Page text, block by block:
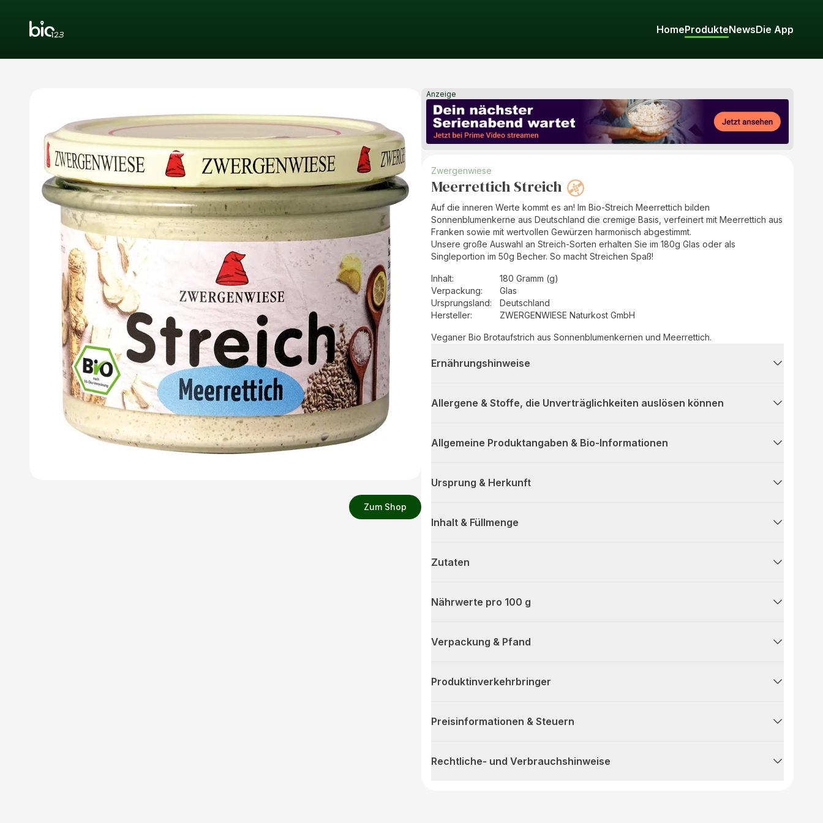
HomeProdukteNewsDie App
Zum Shop
Anzeige
Zwergenwiese
Meerrettich Streich
Auf die inneren Werte kommt es an! Im Bio-Streich Meerrettich bilden
Sonnenblumenkerne aus Deutschland die cremige Basis, verfeinert mit Meerrettich aus
Franken sowie mit wertvollen Gewürzen harmonisch abgestimmt.
Unsere große Auswahl an Streich-Sorten erhalten Sie im 180g Glas oder als
Singleportion im 50g Becher. So macht Streichen Spaß!
Inhalt:
180 Gramm (g)
Verpackung:
Glas
Ursprungsland:
Deutschland
Hersteller: ZWERGENWIESE Naturkost GmbH
Veganer Bio Brotaufstrich aus Sonnenblumenkernen und Meerrettich.
Ernährungshinweise
Allergene & Stoffe, die Unverträglichkeiten auslösen können
Allgemeine Produktangaben & Bio-Informationen
Ursprung & Herkunft
Inhalt & Füllmenge
Zutaten
Nährwerte pro 100 g
Verpackung & Pfand
Produktinverkehrbringer
Preisinformationen & Steuern
Rechtliche- und Verbrauchshinweise